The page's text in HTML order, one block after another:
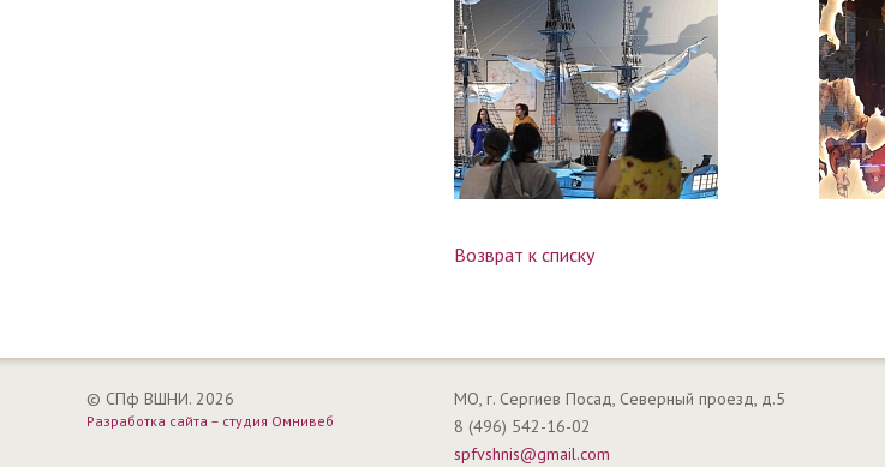
Возврат к списку
© СПф ВШНИ. 2026
Разработка сайта – студия Омнивеб
МО, г. Сергиев Посад, Северный проезд, д.5
8 (496) 542-16-02
spfvshnis@gmail.com